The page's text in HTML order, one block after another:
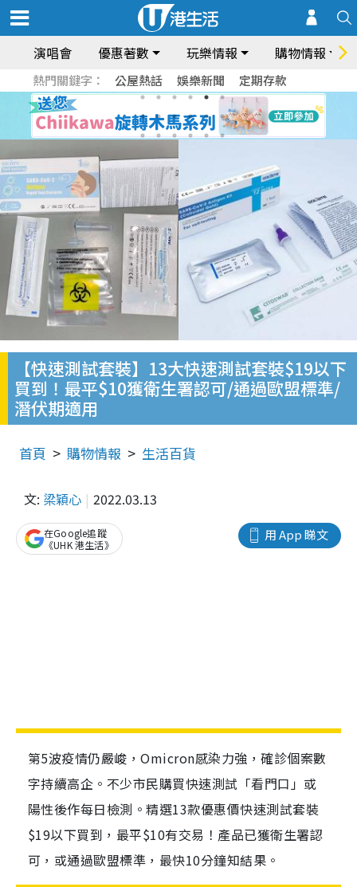
演唱會 優惠著數 玩樂情報 購物情報
熱門關鍵字： 公屋熱話 娛樂新聞 定期存款
【快速測試套裝】13大快速測試套裝$19以下
買到！最平$10獲衛生署認可/通過歐盟標準/
潛伏期適用
首頁 購物情報 生活百貨
文: 梁穎心 2022.03.13
用 App 睇文
在Google追蹤
《UHK 港生活》
第5波疫情仍嚴峻，Omicron感染力強，確診個案數
字持續高企。不少市民購買快速測試「看門口」或
陽性後作每日檢測。精選13款優惠價快速測試套裝
$19以下買到，最平$10有交易！產品已獲衛生署認
可，或通過歐盟標準，最快10分鐘知結果。